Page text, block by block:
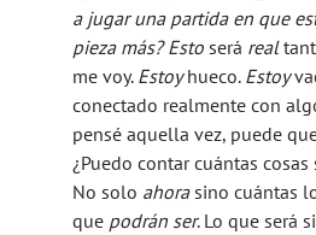
a jugar una partida en que
pieza más? Esto será real
me voy. Estoyhueco. Estoy
conectado realmente con
pensé aquella vez, puede
¿Puedo contar cuántas
No solo ahora sino cuántas
que podrán ser. Lo que será